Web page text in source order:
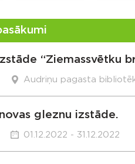
“Ziemassvētku
Audriņu pagasta
gleznu izstāde.
01.12.2022 - 31.12.2022